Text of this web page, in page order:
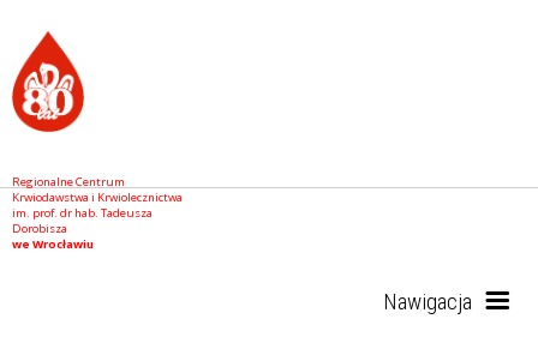
Regionalne Centrum
Krwiodawstwa i Krwiolecznictwa
im. prof. dr hab. Tadeusza
Dorobisza
we Wrocławiu
Nawigacja